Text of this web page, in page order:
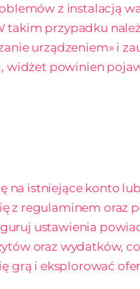
z instalacją
takim przypadku
urządzeniem» i
widżet powinien
na istniejące konto
z regulaminem oraz
ustawienia
oraz wydatków,
grą i eksplorować